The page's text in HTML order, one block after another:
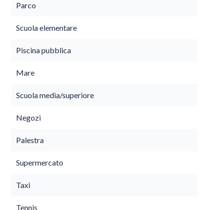
Parco
Scuola elementare
Piscina pubblica
Mare
Scuola media/superiore
Negozi
Palestra
Supermercato
Taxi
Tennis